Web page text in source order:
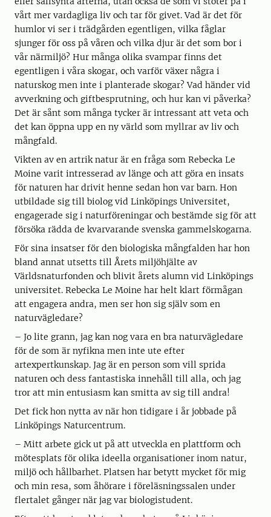
vårt mer vardagliga liv och tar för givet. Vad är det för
humlor vi ser i trädgården egentligen, vilka fåglar
sjunger för oss på våren och vilka djur är det som bor i
vår närmiljö? Hur många olika svampar finns det
egentligen i våra skogar, och varför växer några i
naturskog men inte i planterade skogar? Vad händer vid
avverkning och giftbesprutning, och hur kan vi påverka?
Det är sånt som många tycker är intressant att veta och
det kan öppna upp en ny värld som myllrar av liv och
mångfald.
Vikten av en artrik natur är en fråga som Rebecka Le
Moine varit intresserad av länge och att göra en insats
för naturen har drivit henne sedan hon var barn. Hon
utbildade sig till biolog vid Linköpings Universitet,
engagerade sig i naturföreningar och bestämde sig för att
försöka rädda de kvarvarande svenska gammelskogarna.
För sina insatser för den biologiska mångfalden har hon
bland annat utsetts till Årets miljöhjälte av
Världsnaturfonden och blivit årets alumn vid Linköpings
universitet. Rebecka Le Moine har helt klart förmågan
att engagera andra, men ser hon sig själv som en
naturvägledare?
– Jo lite grann, jag kan nog vara en bra naturvägledare
för de som är nyfikna men inte ute efter
artexpertkunskap. Jag är en person som vill sprida
naturen och dess fantastiska innehåll till alla, och jag
tror att min entusiasm kan smitta av sig till andra!
Det fick hon nytta av när hon tidigare i år jobbade på
Linköpings Naturcentrum.
– Mitt arbete gick ut på att utveckla en plattform och
mötesplats för olika ideella organisationer inom natur,
miljö och hållbarhet. Platsen har betytt mycket för mig
och min resa, som åhörare i föreläsningssalen under
flertalet gånger när jag var biologistudent.